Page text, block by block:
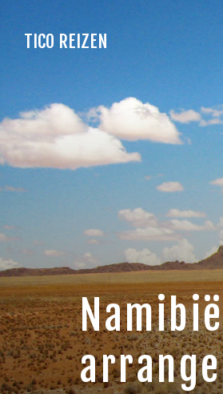
TICO REIZEN